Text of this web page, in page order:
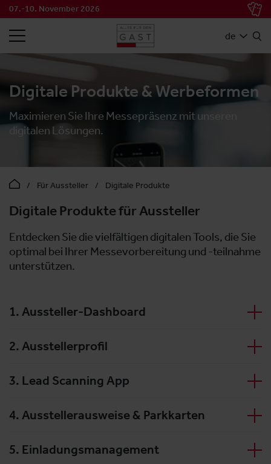
07.-10. November 2026
de
SUCHEN
Digitale Produkte & Werbeformen
Maximieren Sie Ihre Messepräsenz mit unseren
digitalen Lösungen.
Für Aussteller Digitale Produkte
Digitale Produkte für Aussteller
Entdecken Sie die vielfältigen digitalen Tools, die Sie
optimal bei Ihrer Messevorbereitung und -teilnahme
unterstützen.
1. Aussteller-Dashboard
2. Ausstellerprofil
3. Lead Scanning App
4. Ausstellerausweise & Parkkarten
5. Einladungsmanagement